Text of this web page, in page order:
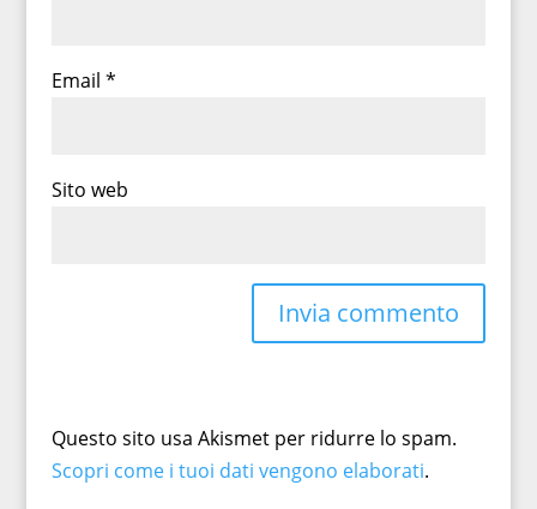
Email *
Sito web
Questo sito usa Akismet per ridurre lo spam.
Scopri come i tuoi dati vengono elaborati.